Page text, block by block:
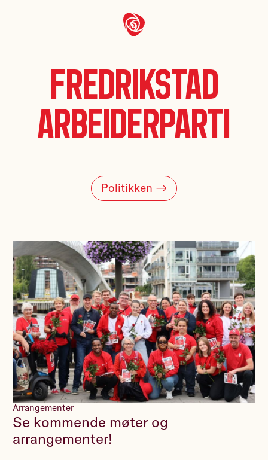
Fredrikstad
Arbeiderparti
Politikken →
Arrangementer
Se kommende møter og
arrangementer!